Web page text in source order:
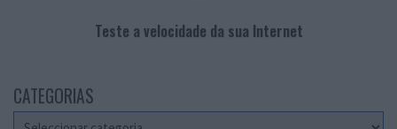
Teste a velocidade da sua Internet
CATEGORIAS
Categorias